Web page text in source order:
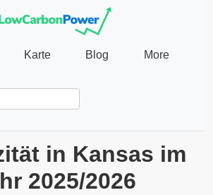
Karte Blog More
in Kansas im
2025/2026